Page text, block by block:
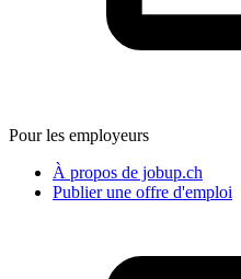
Pour les employeurs
À propos de jobup.ch
Publier une offre d'emploi